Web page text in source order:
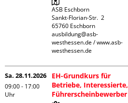
ASB Eschborn
Sankt-Florian-Str.  2
65760 Eschborn
ausbildung@asb-
westhessen.de / www.asb-
westhessen.de
Sa. 28.11.2026
09:00 - 17:00
Uhr
EH-Grundkurs für
Betriebe, Interessierte,
Führerscheinbewerber